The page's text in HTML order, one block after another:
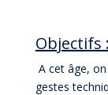
Objectifs :
A cet âge, on
gestes